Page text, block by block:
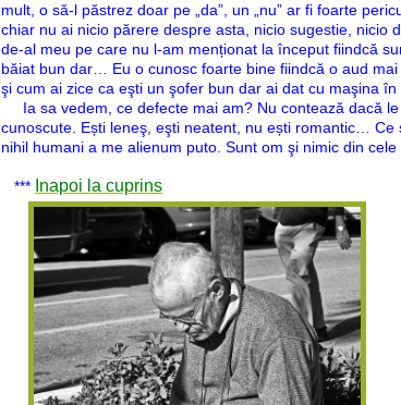
mult, o să-l păstrez doar pe „da”, un „nu” ar fi foarte
chiar nu ai nicio părere despre asta, nicio sugestie, nicio
de-al meu pe care nu l-am menționat la început fiindcă
băiat bun dar… Eu o cunosc foarte bine fiindcă o aud
şi cum ai zice ca eşti un şofer bun dar ai dat cu maşina
Ia sa vedem, ce defecte mai am? Nu contează dacă
cunoscute. Ești leneş, eşti neatent, nu ești romantic…
nihil humani a me alienum puto. Sunt om şi nimic din
*** Inapoi la cuprins